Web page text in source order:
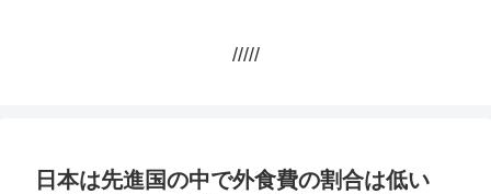
/////
日本は先進国の中で外食費の割合は低い